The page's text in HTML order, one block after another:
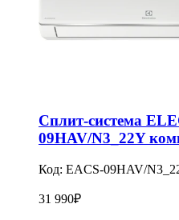
Сплит-система
09HAV/N3_22Y
Код: EACS-09HAV/
31 990₽